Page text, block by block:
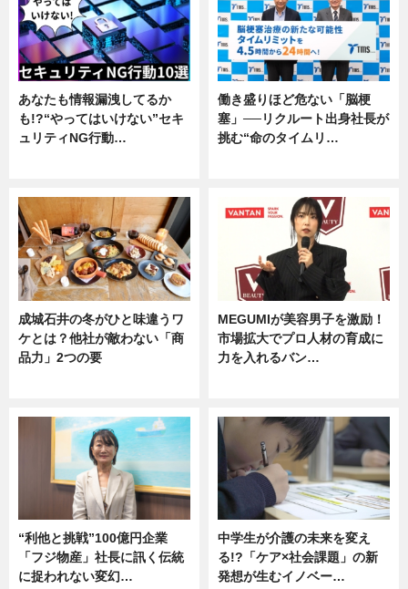
あなたも情報漏洩してるか
も!?“やってはいけない”セキ
ュリティNG行動…
働き盛りほど危ない「脳梗
塞」──リクルート出身社長が
挑む“命のタイムリ…
成城石井の冬がひと味違うワ
ケとは？他社が敵わない「商
品力」2つの要
MEGUMIが美容男子を激励！
市場拡大でプロ人材の育成に
力を入れるバン…
“利他と挑戦”100億円企業
「フジ物産」社長に訊く伝統
に捉われない変幻…
中学生が介護の未来を変え
る!?「ケア×社会課題」の新
発想が生むイノベー…